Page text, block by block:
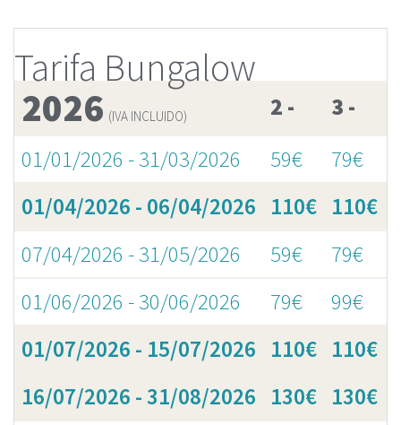
Tarifa Bungalow
2026 (IVA INCLUIDO) 2 - 3 -
01/01/2026 - 31/03/2026
59€ 79€
01/04/2026 - 06/04/2026 110€ 110€
07/04/2026 - 31/05/2026
59€ 79€
01/06/2026 - 30/06/2026
79€ 99€
01/07/2026 - 15/07/2026 110€ 110€
16/07/2026 - 31/08/2026 130€ 130€